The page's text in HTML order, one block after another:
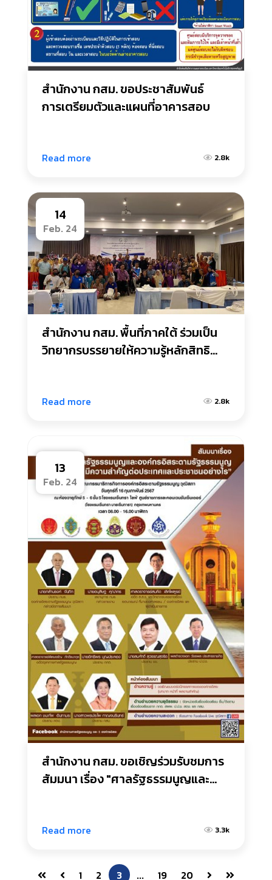
สำนักงาน กสม. ขอประชาสัมพันธ์
การเตรียมตัวและแผนที่อาคารสอบ
Read more 2.8k
14
Feb. 24
สำนักงาน กสม. พื้นที่ภาคใต้ ร่วมเป็น
วิทยากรบรรยายให้ความรู้หลักสิทธิ
สตรี เยาวชน ผู้สูงอายุ คนพิการและผู้
Read more 2.8k
13
Feb. 24
สำนักงาน กสม. ขอเชิญร่วมรับชมการ
สัมมนา เรื่อง "ศาลรัฐธรรมนูญและ
อย่างไร"
Read more 3.3k
1 2 3 ... 19 20